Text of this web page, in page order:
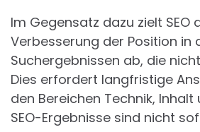
Im Gegensatz dazu zielt SEO
Verbesserung der Position in
Suchergebnissen ab, die
Dies erfordert langfristige
den Bereichen Technik, Inhalt
SEO-Ergebnisse sind nicht